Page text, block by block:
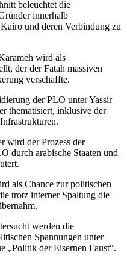
beleuchtet die
innerhalb
und deren Verbindung zu
wird als
der der Fatah massiven
verschaffte.
der PLO unter Yassir
thematisiert, inklusive der
wird der Prozess der
durch arabische Staaten und
als Chance zur politischen
trotz interner Spaltung die
werden die
Spannungen unter
„Politik der Eisernen Faust“.